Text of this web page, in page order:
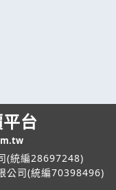
台
(統編28697248)
公司(統編70398496)